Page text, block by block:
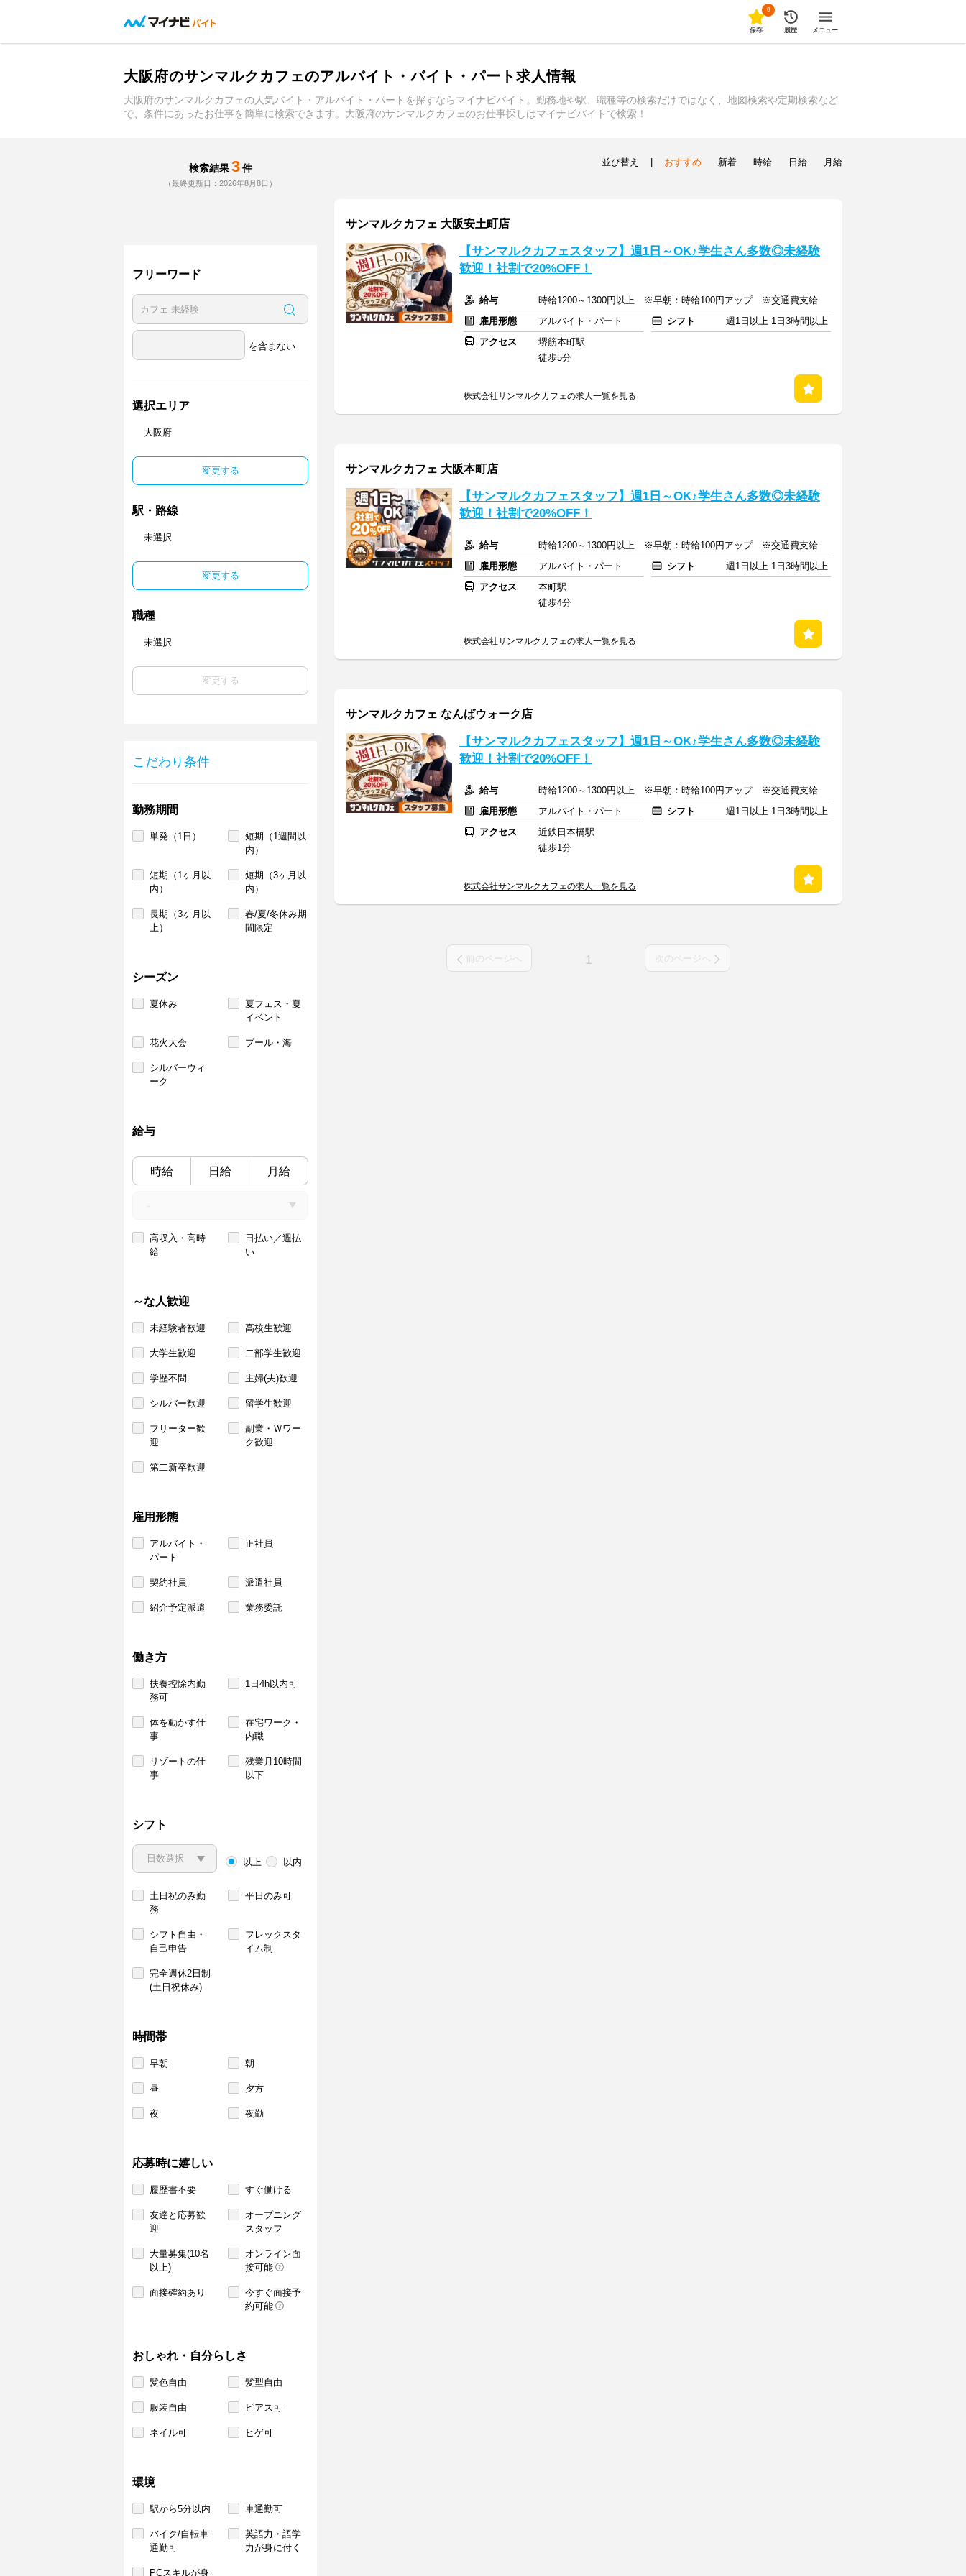
0
保存 履歴 メニュー
大阪府のサンマルクカフェのアルバイト・バイト・パート求人情報
大阪府のサンマルクカフェの人気バイト・アルバイト・パートを探すならマイナビバイト。勤務地や駅、職種等の検索だけではなく、地図検索や定期検索など
で、条件にあったお仕事を簡単に検索できます。大阪府のサンマルクカフェのお仕事探しはマイナビバイトで検索！
検索結果 3 件
（最終更新日：2026年8月8日）
フリーワード
を含まない
選択エリア
大阪府
変更する
駅・路線
未選択
変更する
職種
未選択
変更する
こだわり条件
勤務期間
単発（1日）
短期（1週間以
内）
短期（1ヶ月以
内）
短期（3ヶ月以
内）
長期（3ヶ月以
上）
春/夏/冬休み期
間限定
シーズン
夏休み
夏フェス・夏
イベント
花火大会 プール・海
シルバーウィ
ーク
給与
時給 日給 月給
高収入・高時
給
日払い／週払
い
～な人歓迎
未経験者歓迎 高校生歓迎
大学生歓迎 二部学生歓迎
学歴不問 主婦(夫)歓迎
シルバー歓迎 留学生歓迎
フリーター歓
迎
副業・Ｗワー
ク歓迎
第二新卒歓迎
雇用形態
アルバイト・
パート
正社員
契約社員 派遣社員
紹介予定派遣 業務委託
働き方
扶養控除内勤
務可
1日4h以内可
体を動かす仕
事
在宅ワーク・
内職
リゾートの仕
事
残業月10時間
以下
シフト
以上 以内
土日祝のみ勤
務
平日のみ可
シフト自由・
自己申告
フレックスタ
イム制
完全週休2日制
(土日祝休み)
時間帯
早朝 朝
昼 夕方
夜 夜勤
応募時に嬉しい
履歴書不要 すぐ働ける
友達と応募歓
迎
オープニング
スタッフ
大量募集(10名
以上)
オンライン面
接可能
面接確約あり
今すぐ面接予
約可能
おしゃれ・自分らしさ
髪色自由 髪型自由
服装自由 ピアス可
ネイル可 ヒゲ可
環境
駅から5分以内 車通勤可
バイク/自転車
通勤可
英語力・語学
力が身に付く
PCスキルが身
並び替え おすすめ 新着 時給 日給 月給
サンマルクカフェ 大阪安土町店
【サンマルクカフェスタッフ】週1日～OK♪学生さん多数◎未経験
歓迎！社割で20%OFF！
給与
時給1200～1300円以上 ※早朝：時給100円アップ ※交通費支給
雇用形態
アルバイト・パート シフト
週1日以上 1日3時間以上
アクセス
堺筋本町駅
徒歩5分
株式会社サンマルクカフェの求人一覧を見る
サンマルクカフェ 大阪本町店
【サンマルクカフェスタッフ】週1日～OK♪学生さん多数◎未経験
歓迎！社割で20%OFF！
給与
時給1200～1300円以上 ※早朝：時給100円アップ ※交通費支給
雇用形態
アルバイト・パート シフト
週1日以上 1日3時間以上
アクセス
本町駅
徒歩4分
株式会社サンマルクカフェの求人一覧を見る
サンマルクカフェ なんばウォーク店
【サンマルクカフェスタッフ】週1日～OK♪学生さん多数◎未経験
歓迎！社割で20%OFF！
給与
時給1200～1300円以上 ※早朝：時給100円アップ ※交通費支給
雇用形態
アルバイト・パート シフト
週1日以上 1日3時間以上
アクセス
近鉄日本橋駅
徒歩1分
株式会社サンマルクカフェの求人一覧を見る
前のページへ 1 次のページへ